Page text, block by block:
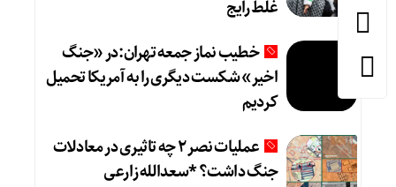
غلط رایج
خطیب نماز جمعه تهران:در «جنگ
اخیر» شکست دیگری را به آمریکا تحمیل
کردیم
عملیات نصر ۲ چه تاثیری در معادلات
جنگ داشت؟ *سعدالله زارعی